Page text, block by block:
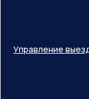
Управление